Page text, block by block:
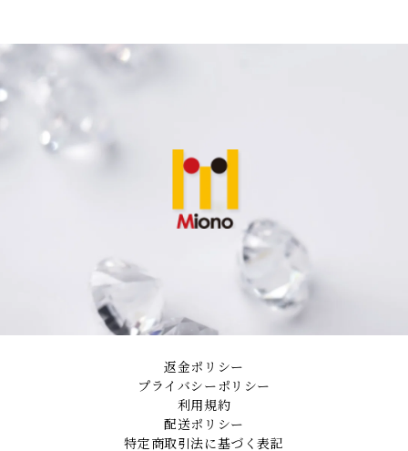
返金ポリシー
プライバシーポリシー
利用規約
配送ポリシー
特定商取引法に基づく表記